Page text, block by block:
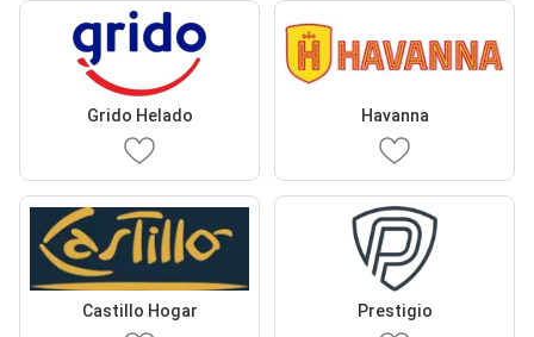
Grido Helado Havanna
Castillo Hogar Prestigio